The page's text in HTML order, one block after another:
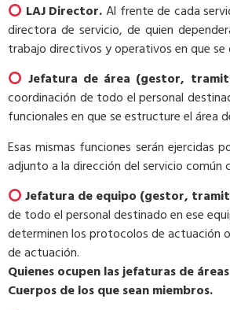
LAJ Director.Al frente de cada
directora de servicio, de quien
trabajo directivos y operativos en que se
Jefatura de área (gestor,
coordinación de todo el personal
funcionales en que se estructure el área
Esas mismas funciones serán ejercidas
adjunto a la dirección del servicio común
Jefatura de equipo (gestor,
de todo el personal destinado en ese
determinen los protocolos de actuación
de actuación.
Quienes ocupen las jefaturas de
Cuerpos de los que sean miembros.